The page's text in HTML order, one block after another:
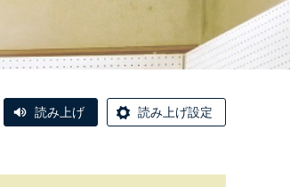
読み上げ 読み上げ設定